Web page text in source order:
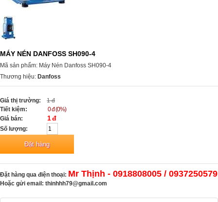
MÁY NÉN DANFOSS SH090-4
Mã sản phẩm: Máy Nén Danfoss SH090-4
Thương hiệu: Danfoss
Giá thị trường:
1 đ
Tiết kiệm:
0 đ (0%)
Giá bán:
1 đ
Số lượng:
Đặt hàng qua điện thoại: Mr Thịnh - 0918808005 / 0937250579
Hoặc gửi email: thinhhh79@gmail.com